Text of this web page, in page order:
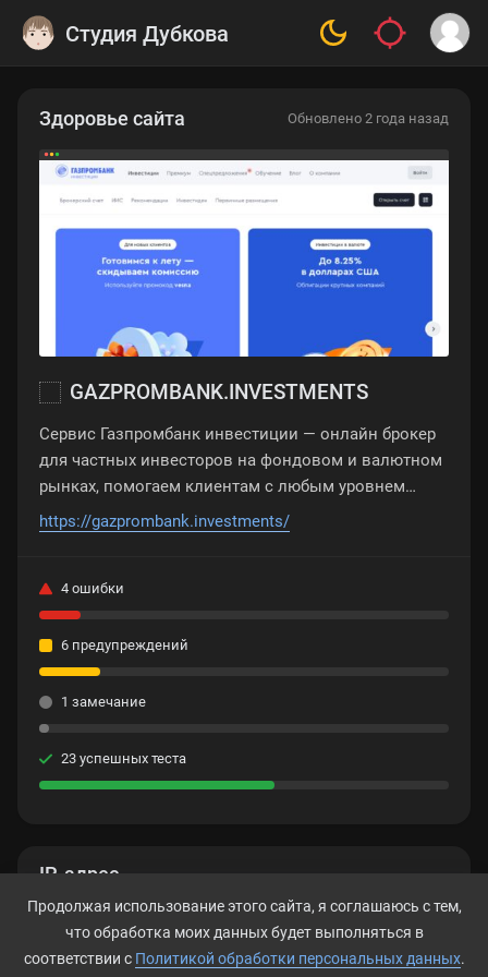
Студия Дубкова
IP-адрес
178.248.234.156
Здоровье сайта Обновлено 2 года назад
GAZPROMBANK.INVESTMENTS
Сервис Газпромбанк инвестиции — онлайн брокер
для частных инвесторов на фондовом и валютном
рынках, помогаем клиентам с любым уровнем
дохода начать инвестировать
https://gazprombank.investments/
4 ошибки
6 предупреждений
1 замечание
23 успешных теста
Продолжая использование этого сайта, я соглашаюсь с тем,
что обработка моих данных будет выполняться в
соответствии с Политикой обработки персональных данных.